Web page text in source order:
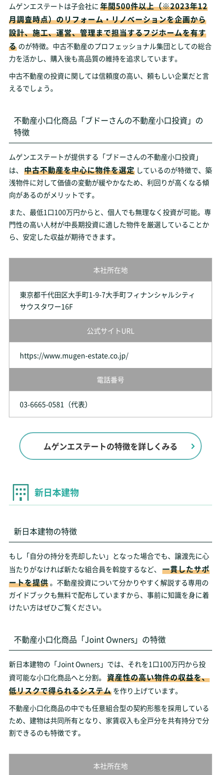
ムゲンエステートは子会社に 年間500件以上（※2023年12
月調査時点）のリフォーム・リノベーションを企画から
設計、施工、運営、管理まで担当するフジホームを有す
る のが特徴。中古不動産のプロフェッショナル集団としての総合
力を活かし、購入後も高品質の維持を追求しています。
中古不動産の投資に関しては信頼度の高い、頼もしい企業だと言
えるでしょう。
不動産小口化商品「ブドーさんの不動産小口投資」の
特徴
ムゲンエステートが提供する「ブドーさんの不動産小口投資」
は、
中古不動産を中心に物件を選定 しているのが特徴で、築
浅物件に対して価値の変動が緩やかなため、利回りが高くなる傾
向があるのがメリットです。
また、最低1口100万円からと、個人でも無理なく投資が可能。専
門性の高い人材が中長期投資に適した物件を厳選していることか
ら、安定した収益が期待できます。
本社所在地
東京都千代田区大手町1-9-7大手町フィナンシャルシティ
サウスタワー16F
公式サイトURL
https://www.mugen-estate.co.jp/
電話番号
03-6665-0581（代表）
ムゲンエステートの特徴を詳しくみる
新日本建物
新日本建物の特徴
もし「自分の持分を売却したい」となった場合でも、譲渡先に心
当たりがなければ新たな組合員を斡旋するなど、
一貫したサポ
ートを提供。不動産投資について分かりやすく解説する専用の
ガイドブックも無料で配布していますから、事前に知識を身に着
けたい方はぜひご覧ください。
不動産小口化商品「Joint Owners」の特徴
新日本建物の「Joint Owners」では、それを1口100万円から投
資可能な小口化商品へと分割。 資産性の高い物件の収益を、
低リスクで得られるシステム を作り上げています。
不動産小口化商品の中でも任意組合型の契約形態を採用している
ため、建物は共同所有となり、家賃収入も全戸分を共有持分で分
割できるのも特徴です。
本社所在地